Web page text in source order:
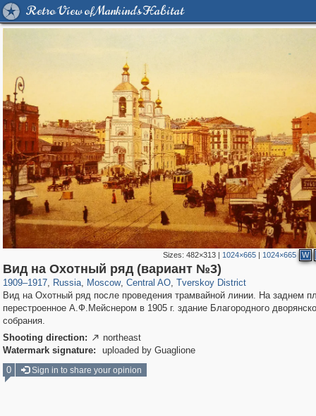
Retro View of Mankind's Habitat
Sizes: 482×313| 1024×665| 1024×665 W
Вид на Охотный ряд (вариант №3)
1909–1917, Russia
1,405,939 29,243
, Moscow
319,716 8,286
, Central AO
159,930 5,916
, Tverskoy District
53,016 2,283
Вид на Охотный ряд после проведения трамвайной линии. На заднем
перестроенное А.Ф.Мейснером в 1905 г. здание Благородного
собрания.
Shooting direction:  northeast
Watermark signature:
uploaded by Guaglione
0
Sign in to share your opinion